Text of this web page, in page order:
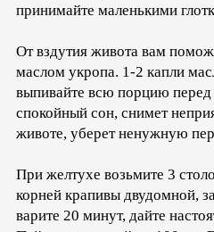
принимайте маленькими
От вздутия живота вам
маслом укропа. 1-2 капли
выпивайте всю порцию
спокойный сон, снимет
животе, уберет ненужную
При желтухе возьмите 3
корней крапивы двудомной,
варите 20 минут, дайте